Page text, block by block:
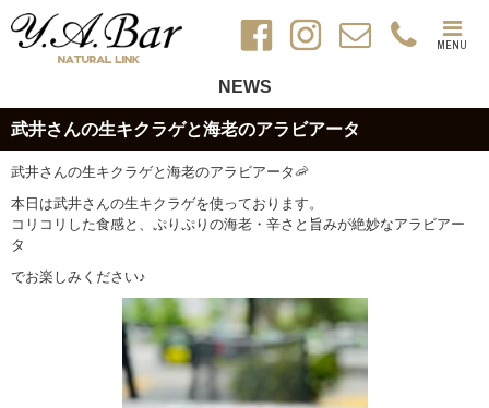
MENU
NEWS
武井さんの生キクラゲと海老のアラビアータ
武井さんの生キクラゲと海老のアラビアータ🦐
本日は武井さんの生キクラゲを使っております。
コリコリした食感と、ぷりぷりの海老・辛さと旨みが絶妙なアラビアー
タ
でお楽しみください♪